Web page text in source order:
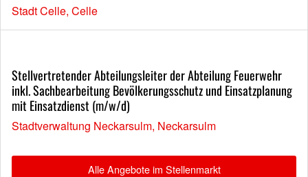
Stadt Celle, Celle
Stellvertretender Abteilungsleiter der Abteilung Feuerwehr
inkl. Sachbearbeitung Bevölkerungsschutz und Einsatzplanung
mit Einsatzdienst (m/w/d)
Stadtverwaltung Neckarsulm, Neckarsulm
Alle Angebote im Stellenmarkt